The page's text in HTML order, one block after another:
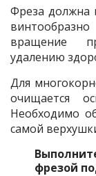
Фреза должна
вращение
удалению
Для
очищается
Необходимо
самой
фрезой